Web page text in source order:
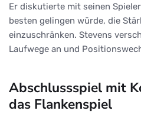
Er diskutierte mit seinen
besten gelingen würde, die
einzuschränken. Stevens
Laufwege an und
Abschlussspiel mit
das Flankenspiel